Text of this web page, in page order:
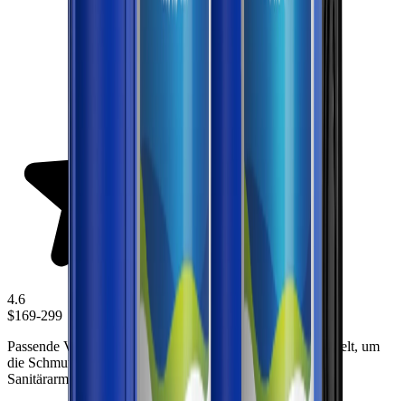
4.6
$169-299
Passende Vorfiltrationslösung für das ganze Haus, entwickelt, um
die Schmutz-/Sedimentbelastung zu reduzieren und die
Sanitärarmaturen im gesamten Zuhause zu schützen.